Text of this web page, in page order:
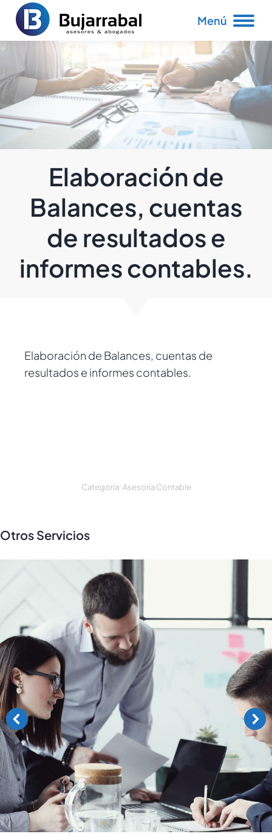
Menú
Elaboración de
Balances, cuentas
de resultados e
informes contables.
Elaboración de Balances, cuentas de
resultados e informes contables.
Categoría: Asesoría Contable
Otros Servicios